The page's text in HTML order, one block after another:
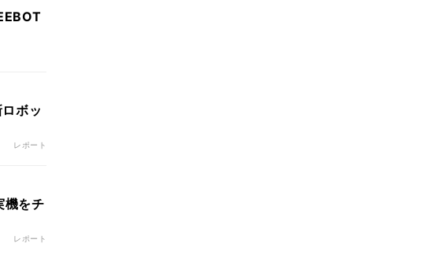
ボッ
レポート
機をチ
レポート